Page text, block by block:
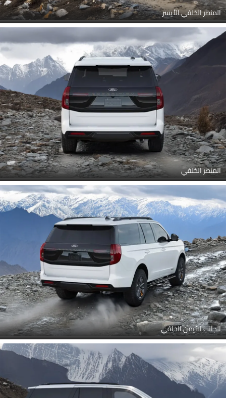
المنظر الخلفي الأيسر
المنظر الخلفي
الجانب الأيمن الخلفي